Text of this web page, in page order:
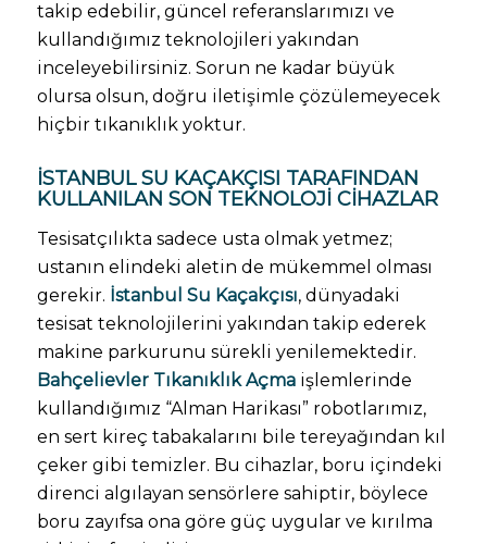
takip edebilir, güncel referanslarımızı ve
kullandığımız teknolojileri yakından
inceleyebilirsiniz. Sorun ne kadar büyük
olursa olsun, doğru iletişimle çözülemeyecek
hiçbir tıkanıklık yoktur.
İSTANBUL SU KAÇAKÇISI TARAFINDAN
KULLANILAN SON TEKNOLOJI CIHAZLAR
Tesisatçılıkta sadece usta olmak yetmez;
ustanın elindeki aletin de mükemmel olması
gerekir. İstanbul Su Kaçakçısı, dünyadaki
tesisat teknolojilerini yakından takip ederek
makine parkurunu sürekli yenilemektedir.
Bahçelievler Tıkanıklık Açmaişlemlerinde
kullandığımız “Alman Harikası” robotlarımız,
en sert kireç tabakalarını bile tereyağından kıl
çeker gibi temizler. Bu cihazlar, boru içindeki
direnci algılayan sensörlere sahiptir, böylece
boru zayıfsa ona göre güç uygular ve kırılma